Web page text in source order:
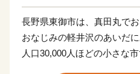
長野県東御市は、真田丸で
おなじみの軽井沢のあいだに
人口30,000人ほどの小さな市